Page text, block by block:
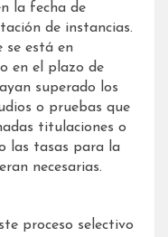
la fecha de
de instancias.
se está en
en el plazo de
superado los
o pruebas que
titulaciones o
las tasas para la
necesarias.
proceso selectivo